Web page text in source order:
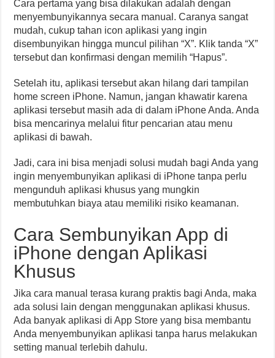
Cara pertama yang bisa dilakukan adalah dengan
menyembunyikannya secara manual. Caranya sangat
mudah, cukup tahan icon aplikasi yang ingin
disembunyikan hingga muncul pilihan “X”. Klik tanda “X”
tersebut dan konfirmasi dengan memilih “Hapus”.
Setelah itu, aplikasi tersebut akan hilang dari tampilan
home screen iPhone. Namun, jangan khawatir karena
aplikasi tersebut masih ada di dalam iPhone Anda. Anda
bisa mencarinya melalui fitur pencarian atau menu
aplikasi di bawah.
Jadi, cara ini bisa menjadi solusi mudah bagi Anda yang
ingin menyembunyikan aplikasi di iPhone tanpa perlu
mengunduh aplikasi khusus yang mungkin
membutuhkan biaya atau memiliki risiko keamanan.
Cara Sembunyikan App di
iPhone dengan Aplikasi
Khusus
Jika cara manual terasa kurang praktis bagi Anda, maka
ada solusi lain dengan menggunakan aplikasi khusus.
Ada banyak aplikasi di App Store yang bisa membantu
Anda menyembunyikan aplikasi tanpa harus melakukan
setting manual terlebih dahulu.